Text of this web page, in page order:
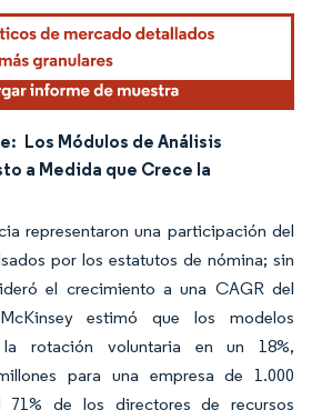
El uso requiere atribución según CC BY 4.0.
Los Módulos de Análisis
a Medida que Crece la
representaron una participación del
por los estatutos de nómina; sin
el crecimiento a una CAGR del
estimó que los modelos
la rotación voluntaria en un 18%,
para una empresa de 1.000
71% de los directores de recursos